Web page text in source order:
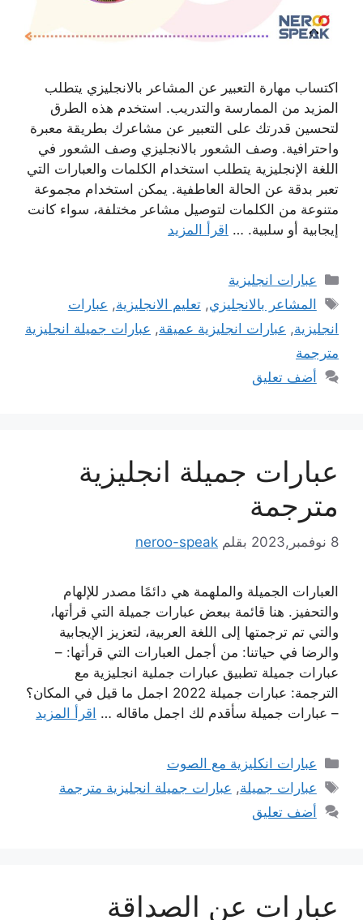
اكتساب مهارة التعبير عن المشاعر بالانجليزي يتطلب
المزيد من الممارسة والتدريب. استخدم هذه الطرق
لتحسين قدرتك على التعبير عن مشاعرك بطريقة معبرة
واحترافية. وصف الشعور بالانجليزي وصف الشعور في
اللغة الإنجليزية يتطلب استخدام الكلمات والعبارات التي
تعبر بدقة عن الحالة العاطفية. يمكن استخدام مجموعة
متنوعة من الكلمات لتوصيل مشاعر مختلفة، سواء كانت
إيجابية أو سلبية. … اقرأ المزيد
التصنيفات
عبارات انجليزية
الوسوم
المشاعر بالانجليزي,تعليم الانجليزية, عبارات
انجليزية, عبارات انجليزية عميقة, عبارات جميلة انجليزية
مترجمة
أضف تعليق
عبارات جميلة انجليزية
مترجمة
8 نوفمبر,2023 بقلم neroo-speak
العبارات الجميلة والملهمة هي دائمًا مصدر للإلهام
والتحفيز. هنا قائمة ببعض عبارات جميلة التي قرأتها،
والتي تم ترجمتها إلى اللغة العربية، لتعزيز الإيجابية
والرضا في حياتنا: من أجمل العبارات التي قرأتها: –
عبارات جميلة تطبيق عبارات جملية انجليزية مع
الترجمة: عبارات جميلة 2022 اجمل ما قيل في المكان؟
– عبارات جميلة سأقدم لك اجمل ماقاله … اقرأ المزيد
التصنيفات
عبارات انكليزية مع الصوت
الوسوم
عبارات جميلة, عبارات جميلة انجليزية مترجمة
أضف تعليق
عبارات عن الصداقة